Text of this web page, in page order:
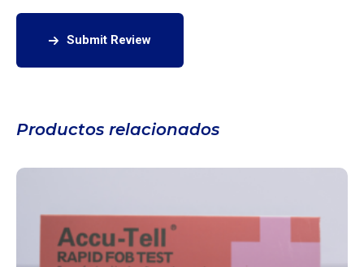
Submit Review
Productos relacionados